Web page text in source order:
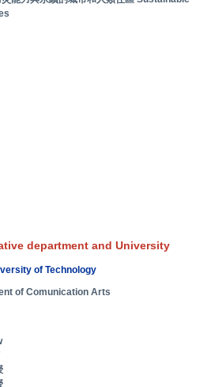
department and University
of Technology
of Comunication Arts